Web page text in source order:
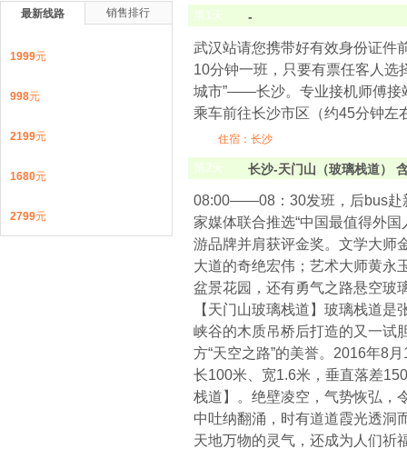
第1天 -
武汉站请您携带好有效身份证件
10分钟一班，只要有票任客人选
城市”——长沙。专业接机师傅接
乘车前往长沙市区（约45分钟左
住宿：长沙
第2天 长沙-天门山（玻璃栈道）
08:00――08：30发班，后bus赴
家媒体联合推选“中国最值得外
游品牌并肩获评金奖。文学大师
大道的奇绝宏伟；艺术大师黄永
盆景花园，还有勇气之路悬空玻
【天门山玻璃栈道】玻璃栈道
峡谷的木质吊桥后打造的又一试
方“天空之路”的美誉。2016年8
长100米、宽1.6米，垂直落差
栈道】。绝壁凌空，气势恢弘，
中吐纳翻涌，时有道道霞光透洞
天地万物的灵气，还成为人们祈
最新线路 销售排行
1999元
998元
2199元
1680元
2799元